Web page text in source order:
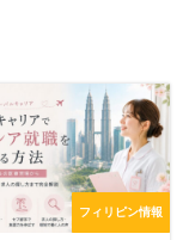
フィリピン情報